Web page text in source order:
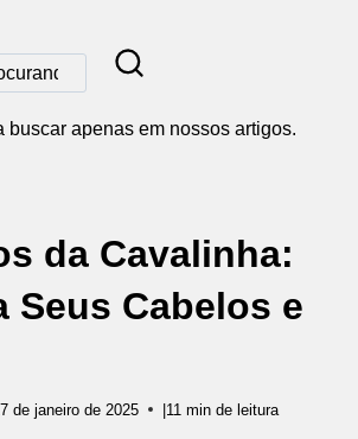
buscar apenas em nossos artigos.
da Cavalinha:
Seus Cabelos e
de janeiro de 2025 |11 min de leitura